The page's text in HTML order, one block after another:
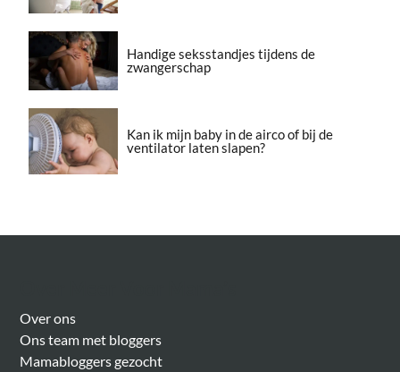
Handige seksstandjes tijdens de
zwangerschap
Kan ik mijn baby in de airco of bij de
ventilator laten slapen?
Over ons
Ons team met bloggers
Mamabloggers gezocht